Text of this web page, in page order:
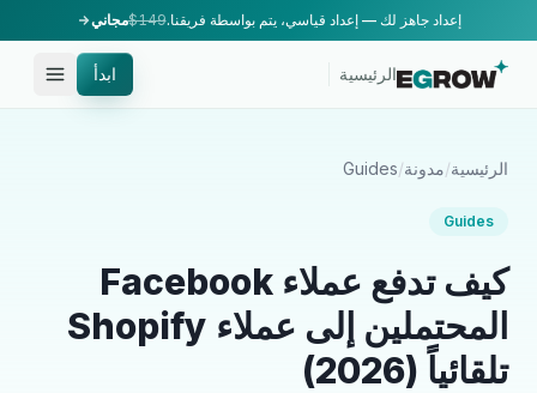
إعداد جاهز لك — إعداد قياسي، يتم بواسطة فريقنا.$149مجاني
الرئيسية ابدأ
الرئيسية/مدونة/
Guides
Guides
كيف تدفع عملاء Facebook
المحتملين إلى عملاء Shopify
تلقائياً (2026)